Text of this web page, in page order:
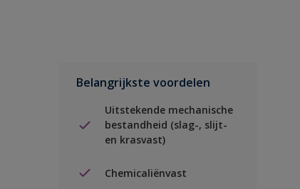
Belangrijkste voordelen
Uitstekende mechanische
bestandheid (slag-, slijt-
en krasvast)
Chemicaliënvast